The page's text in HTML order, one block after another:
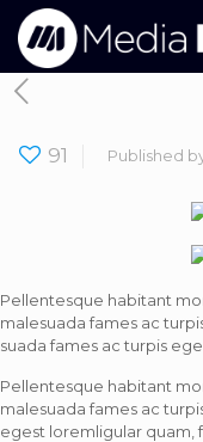
91 Published
Pellentesque habitant
malesuada fames ac
suada fames ac turpis
Pellentesque habitant
malesuada fames ac
egest loremligular quam,